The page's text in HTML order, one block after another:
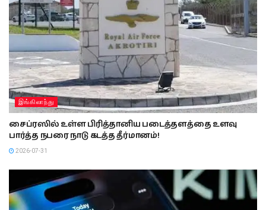
இங்கிலாந்து
சைப்ரஸில் உள்ள பிரித்தானிய படைத்தளத்தை உளவு
பார்த்த நபரை நாடு கடத்த தீர்மானம்!
2026-07-31